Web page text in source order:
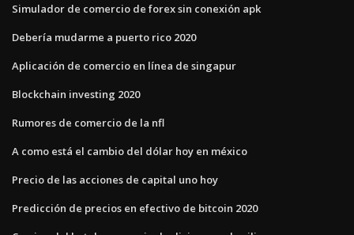
Simulador de comercio de forex sin conexión apk
Debería mudarme a puerto rico 2020
Aplicación de comercio en línea de singapur
Blockchain investing 2020
Rumores de comercio de la nfl
A como está el cambio del dólar hoy en méxico
Precio de las acciones de capital uno hoy
Predicción de precios en efectivo de bitcoin 2020